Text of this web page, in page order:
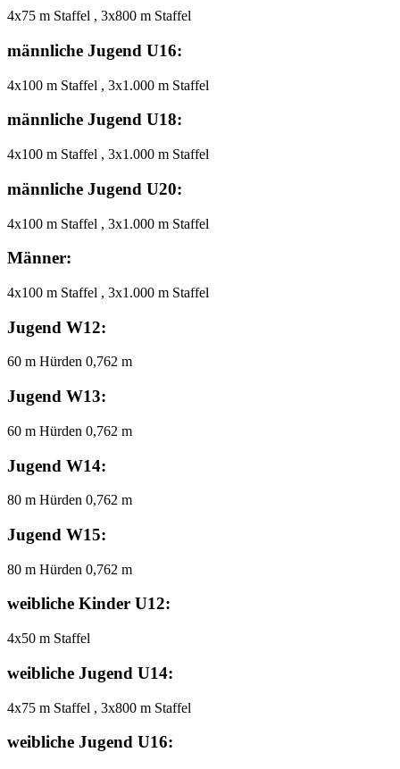
4x75 m Staffel , 3x800 m Staffel
männliche Jugend U16:
4x100 m Staffel , 3x1.000 m Staffel
männliche Jugend U18:
4x100 m Staffel , 3x1.000 m Staffel
männliche Jugend U20:
4x100 m Staffel , 3x1.000 m Staffel
Männer:
4x100 m Staffel , 3x1.000 m Staffel
Jugend W12:
60 m Hürden 0,762 m
Jugend W13:
60 m Hürden 0,762 m
Jugend W14:
80 m Hürden 0,762 m
Jugend W15:
80 m Hürden 0,762 m
weibliche Kinder U12:
4x50 m Staffel
weibliche Jugend U14:
4x75 m Staffel , 3x800 m Staffel
weibliche Jugend U16: